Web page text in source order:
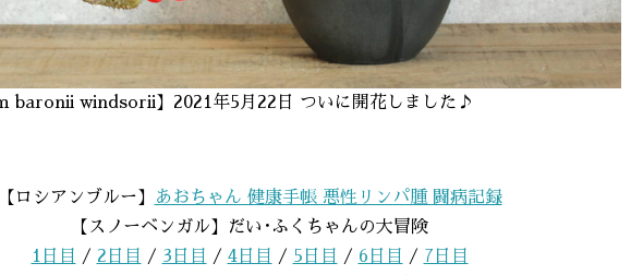
baronii windsorii】2021年5月22日 ついに開花しました♪
【ロシアンブルー】
あおちゃん 健康手帳 悪性リンパ腫 闘病記録
【スノーベンガル】だい･ふくちゃんの大冒険
1日目
/ 2日目 / 3日目 / 4日目 / 5日目 / 6日目 / 7日目